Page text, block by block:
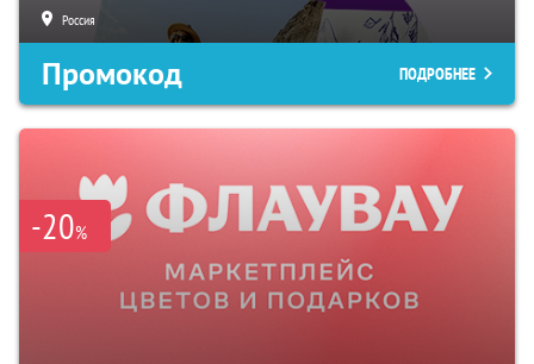
Россия
Промокод ПОДРОБНЕЕ
-20%